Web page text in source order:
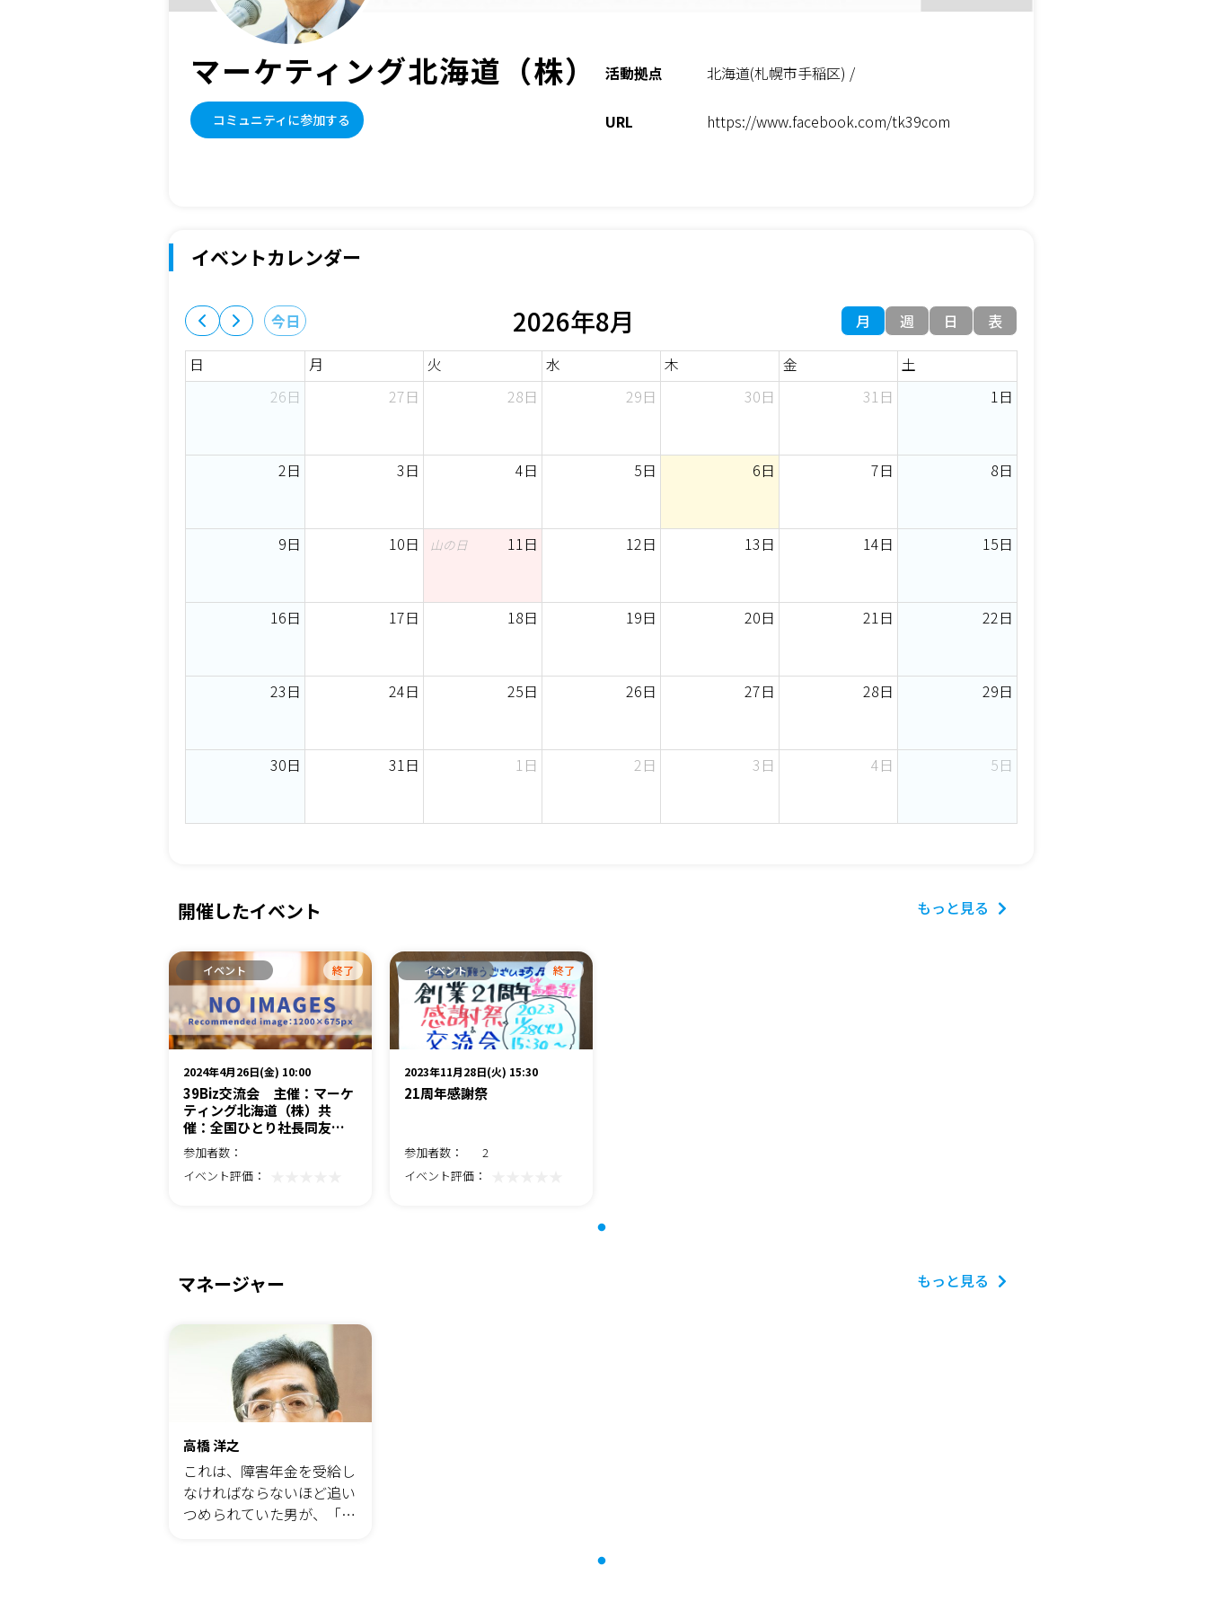
マーケティング北海道（株）
コミュニティに参加する
活動拠点 北海道(札幌市手稲区) /
URL https://www.facebook.com/tk39com
イベントカレンダー
今日 2026年8月 月 週 日
表
日
月 火 水 木 金
土
26日
27日 28日 29日 30日 31日 1日
2日 3日 4日 5日 6日 7日 8日
9日 10日 11日
山の日 12日 13日 14日 15日
16日 17日 18日 19日 20日 21日 22日
23日 24日 25日 26日 27日 28日 29日
30日 31日 1日 2日 3日 4日 5日
開催したイベント もっと見る
イベント 終了
2024年4月26日(金) 10:00
39Biz交流会 主催：マーケ
ティング北海道（株）共
催：全国ひとり社長同友会
Ⓡ
参加者数：
イベント評価：
イベント 終了
2023年11月28日(火) 15:30
21周年感謝祭
参加者数：
2
イベント評価：
マネージャー もっと見る
高橋 洋之
これは、障害年金を受給し
なければならないほど追い
つめられていた男が、「ひ